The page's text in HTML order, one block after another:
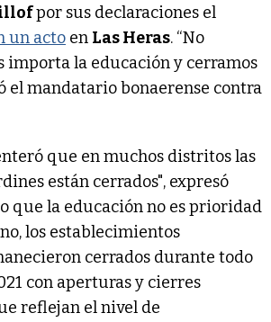
por sus declaraciones el
un acto en Las Heras. “No
importa la educación y cerramos
el mandatario bonaerense contra
que en muchos distritos las
están cerrados", expresó
que la educación no es prioridad
los establecimientos
cerrados durante todo
con aperturas y cierres
reflejan el nivel de